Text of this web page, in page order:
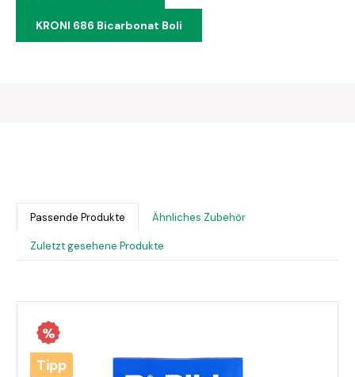
KRONI 686 Bicarbonat Boli
Passende Produkte Ähnliches Zubehör
Zuletzt gesehene Produkte
%
Tipp